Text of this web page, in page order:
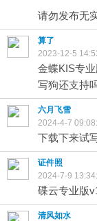
请勿发布无
算了
2023-12-5
金蝶KIS专
写狗还支持
六月飞雪
2024-4-7
下载下来试
证件照
2024-7-9
碟云专业版
清风如水